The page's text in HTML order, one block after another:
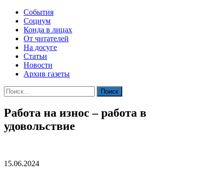
События
Социум
Конда в лицах
От читателей
На досуге
Статьи
Новости
Архив газеты
Найти:
Работа на износ – работа в
удовольствие
15.06.2024